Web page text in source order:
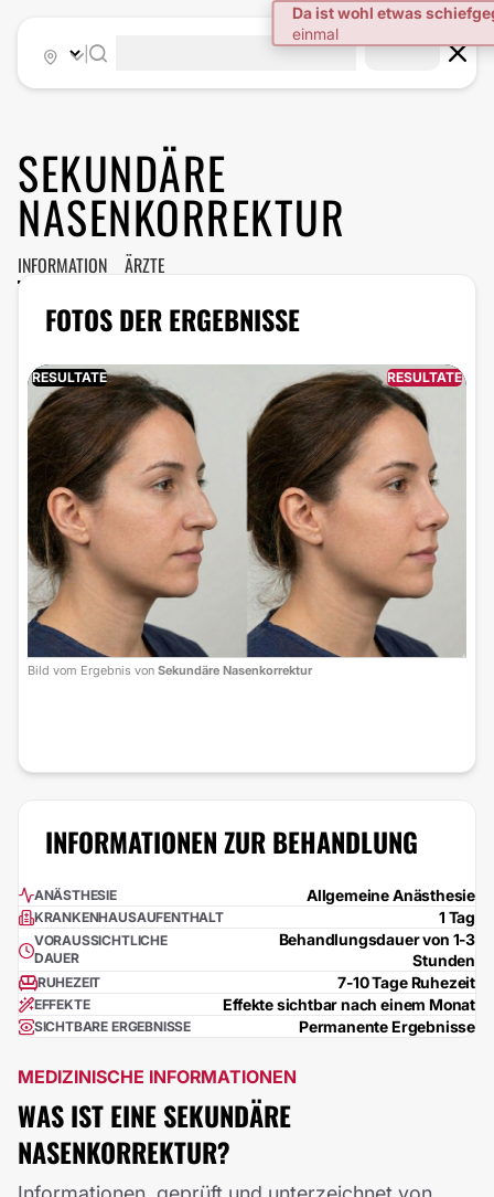
Da ist wohl etwas
einmal
SEKUNDÄRE
NASENKORREKTUR
INFORMATION ÄRZTE
FOTOS DER ERGEBNISSE
RESULTATE RESULTATE
Bild vom Ergebnis von Sekundäre Nasenkorrektur
INFORMATIONEN ZUR BEHANDLUNG
ANÄSTHESIE Allgemeine Anästhesie
KRANKENHAUSAUFENTHALT 1 Tag
VORAUSSICHTLICHE
DAUER
Behandlungsdauer von 1-3
Stunden
RUHEZEIT 7-10 Tage Ruhezeit
EFFEKTE Effekte sichtbar nach einem Monat
SICHTBARE ERGEBNISSE Permanente Ergebnisse
MEDIZINISCHE INFORMATIONEN
WAS IST EINE SEKUNDÄRE
NASENKORREKTUR?